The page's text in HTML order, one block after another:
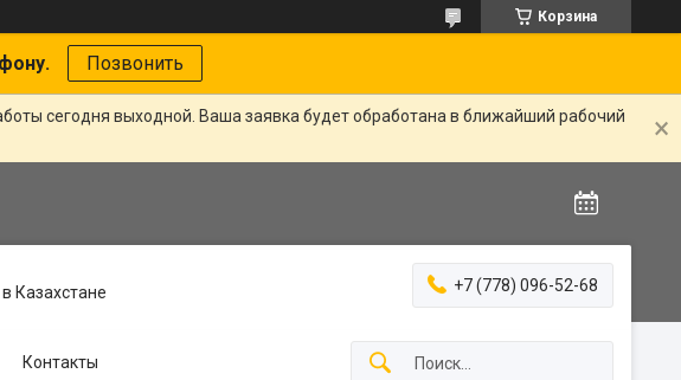
Корзина
Позвонить
сегодня выходной. Ваша заявка будет обработана в ближайший рабочий
Казахстане +7 (778) 096-52-68
Контакты